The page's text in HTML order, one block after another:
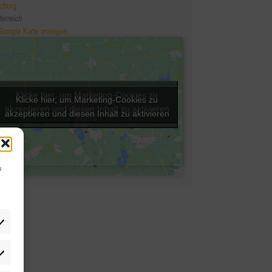
Google Karte anzeigen
Klicke hier, um Marketing-Cookies zu
akzeptieren und diesen Inhalt zu aktivieren
Klicke hier, um Marketing-Cookies zu
akzeptieren und diesen Inhalt zu aktivieren